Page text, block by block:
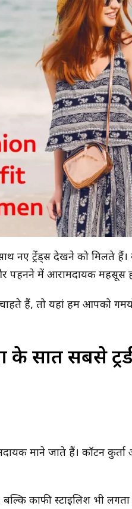
ट्रेंड्स देखने को मिलते हैं।
पहनने में आरामदायक महसूस
हैं, तो यहां हम आपको
के सात सबसे
माने जाते हैं। कॉटन
काफी स्टाइलिश भी